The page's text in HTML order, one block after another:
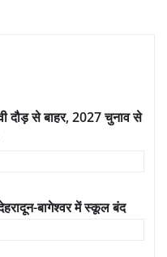
दौड़ से बाहर, 2027 चुनाव से
बागेश्वर में स्कूल बंद